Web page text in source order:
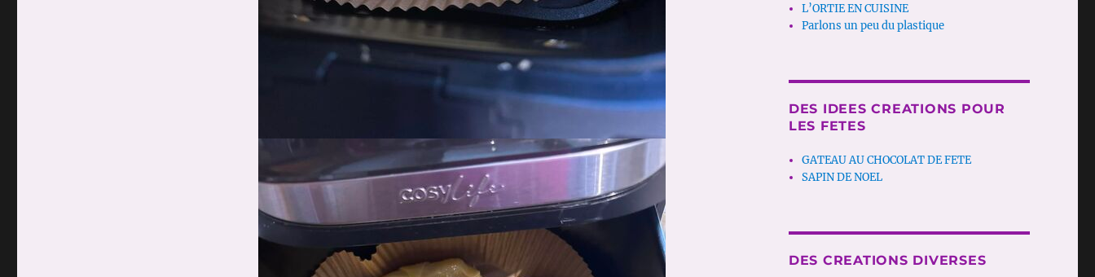
L’ORTIE EN CUISINE
Parlons un peu du plastique
DES IDEES CREATIONS POUR
LES FETES
GATEAU AU CHOCOLAT DE FETE
SAPIN DE NOEL
DES CREATIONS DIVERSES